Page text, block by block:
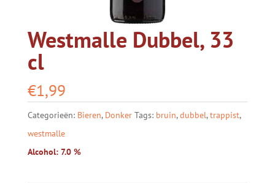
Westmalle Dubbel, 33
cl
€1,99
Categorieën: Bieren, Donker Tags: bruin,dubbel,trappist,
westmalle
Alcohol: 7.0 %